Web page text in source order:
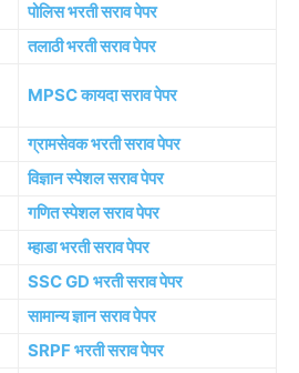
पोलिस भरती सराव पेपर
तलाठी भरती सराव पेपर
MPSC कायदा सराव पेपर
ग्रामसेवक भरती सराव पेपर
विज्ञान स्पेशल सराव पेपर
गणित स्पेशल सराव पेपर
म्हाडा भरती सराव पेपर
SSC GD भरती सराव पेपर
सामान्य ज्ञान सराव पेपर
SRPF भरती सराव पेपर